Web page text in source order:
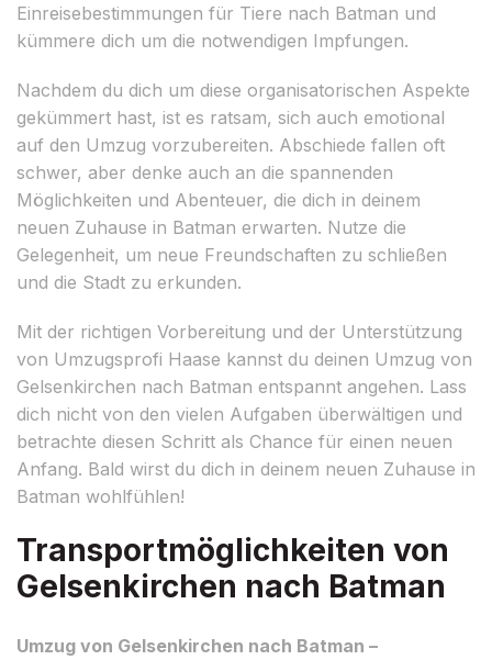
Einreisebestimmungen für Tiere nach Batman und
kümmere dich um die notwendigen Impfungen.
Nachdem du dich um diese organisatorischen Aspekte
gekümmert hast, ist es ratsam, sich auch emotional
auf den Umzug vorzubereiten. Abschiede fallen oft
schwer, aber denke auch an die spannenden
Möglichkeiten und Abenteuer, die dich in deinem
neuen Zuhause in Batman erwarten. Nutze die
Gelegenheit, um neue Freundschaften zu schließen
und die Stadt zu erkunden.
Mit der richtigen Vorbereitung und der Unterstützung
von Umzugsprofi Haase kannst du deinen Umzug von
Gelsenkirchen nach Batman entspannt angehen. Lass
dich nicht von den vielen Aufgaben überwältigen und
betrachte diesen Schritt als Chance für einen neuen
Anfang. Bald wirst du dich in deinem neuen Zuhause in
Batman wohlfühlen!
Transportmöglichkeiten von
Gelsenkirchen nach Batman
Umzug von Gelsenkirchen nach Batman –